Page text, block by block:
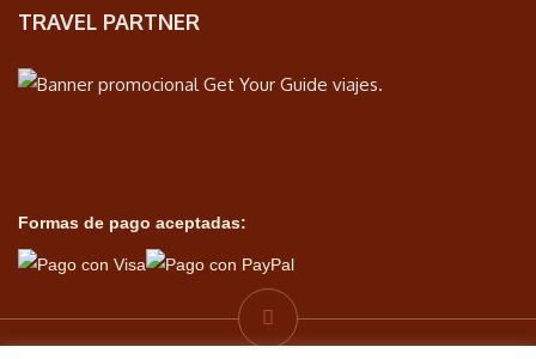
TRAVEL PARTNER
Formas de pago aceptadas: